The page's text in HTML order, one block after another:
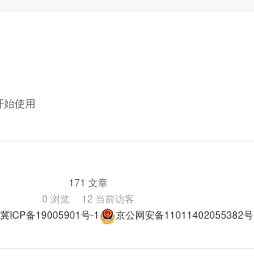
始使用
171 文章
0 浏览 12 当前访客
冀ICP备19005901号-1 京公网安备11011402055382号